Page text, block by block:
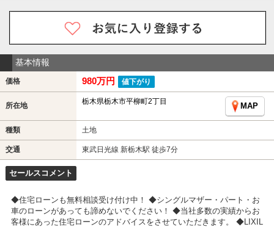
基本情報
価格 980万円 値下がり
所在地 栃木県栃木市平柳町2丁目
MAP
種類 土地
交通 東武日光線 新栃木駅 徒歩7分
セールスコメント
◆住宅ローンも無料相談受け付け中！ ◆シングルマザー・パート・お
車のローンがあっても諦めないでください！ ◆当社多数の実績からお
客様にあった住宅ローンのアドバイスをさせていただきます。 ◆LIXIL